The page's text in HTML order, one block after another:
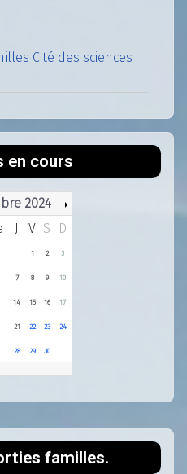
familles.
Cité des sciences
en cours
2024
J V S D
1 2 3
7 8 9 10
14 15 16 17
21 22 23 24
28 29 30